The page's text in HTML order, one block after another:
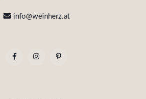
info@weinherz.at